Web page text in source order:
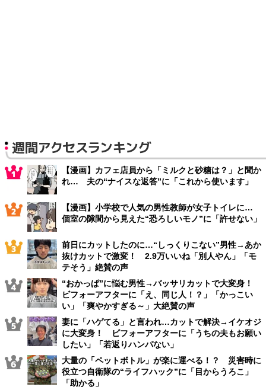
週間アクセスランキング
【漫画】カフェ店員から「ミルクと砂糖は？」と聞か
れ… 夫の“ナイスな返答”に「これから使います」
【漫画】小学校で人気の男性教師が女子トイレに…
個室の隙間から見えた“恐ろしいモノ”に「許せない」
前日にカットしたのに…“しっくりこない”男性→あか
抜けカットで激変！ 2.9万いいね「別人やん」「モ
テそう」絶賛の声
“おかっぱ”に悩む男性→バッサリカットで大変身！
ビフォーアフターに「え、同じ人！？」「かっこい
い」「爽やかすぎる～」大絶賛の声
妻に「ハゲてる」と言われ…カットで解決→イケオジ
に大変身！ ビフォーアフターに「うちの夫もお願い
したい」「若返りハンパない」
大量の「ペットボトル」が楽に運べる！？ 災害時に
役立つ自衛隊の“ライフハック”に「目からうろこ」
「助かる」